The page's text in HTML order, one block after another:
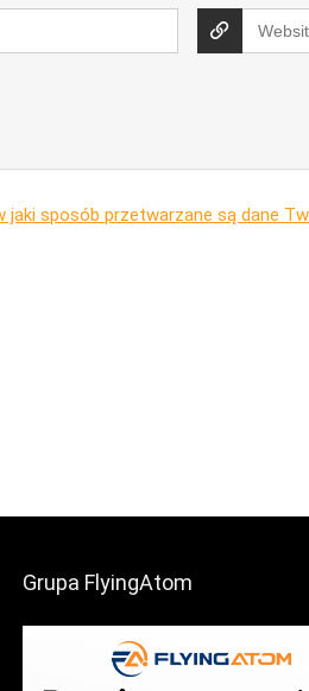
jaki sposób przetwarzane są dane
Grupa FlyingAtom